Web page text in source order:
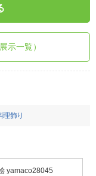
示一覧）
理飾り
yamaco28045